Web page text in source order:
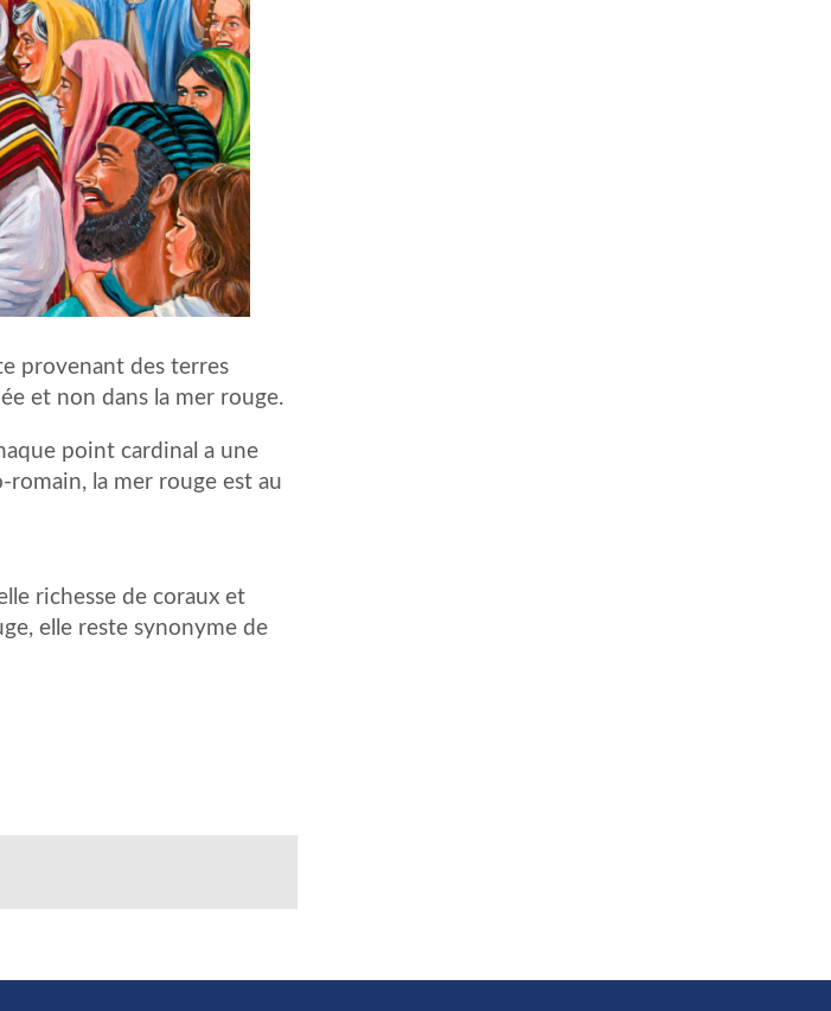
provenant des terres
et non dans la mer rouge.
point cardinal a une
la mer rouge est au
richesse de coraux et
elle reste synonyme de